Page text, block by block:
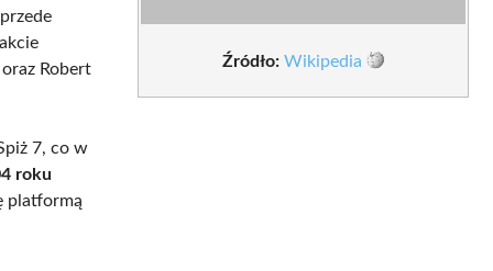
oraz Robert
7, co w
roku
platformą
Źródło: Wikipedia